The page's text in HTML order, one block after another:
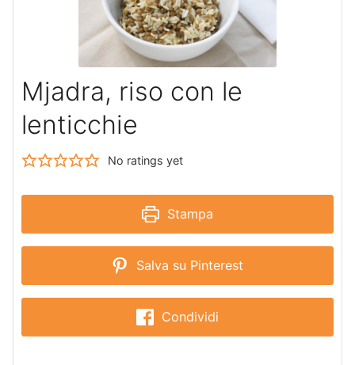
Mjadra, riso con le
lenticchie
No ratings yet
Stampa
Salva su Pinterest
Condividi